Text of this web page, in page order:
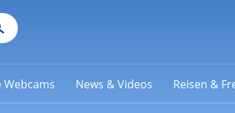
Webcams News & Videos Reisen &